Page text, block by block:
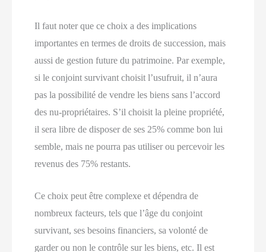
Il faut noter que ce choix a des implications
importantes en termes de droits de succession, mais
aussi de gestion future du patrimoine. Par exemple,
si le conjoint survivant choisit l’usufruit, il n’aura
pas la possibilité de vendre les biens sans l’accord
des nu-propriétaires. S’il choisit la pleine propriété,
il sera libre de disposer de ses 25% comme bon lui
semble, mais ne pourra pas utiliser ou percevoir les
revenus des 75% restants.
Ce choix peut être complexe et dépendra de
nombreux facteurs, tels que l’âge du conjoint
survivant, ses besoins financiers, sa volonté de
garder ou non le contrôle sur les biens, etc. Il est